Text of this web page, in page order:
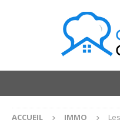
ACCUEIL IMMO